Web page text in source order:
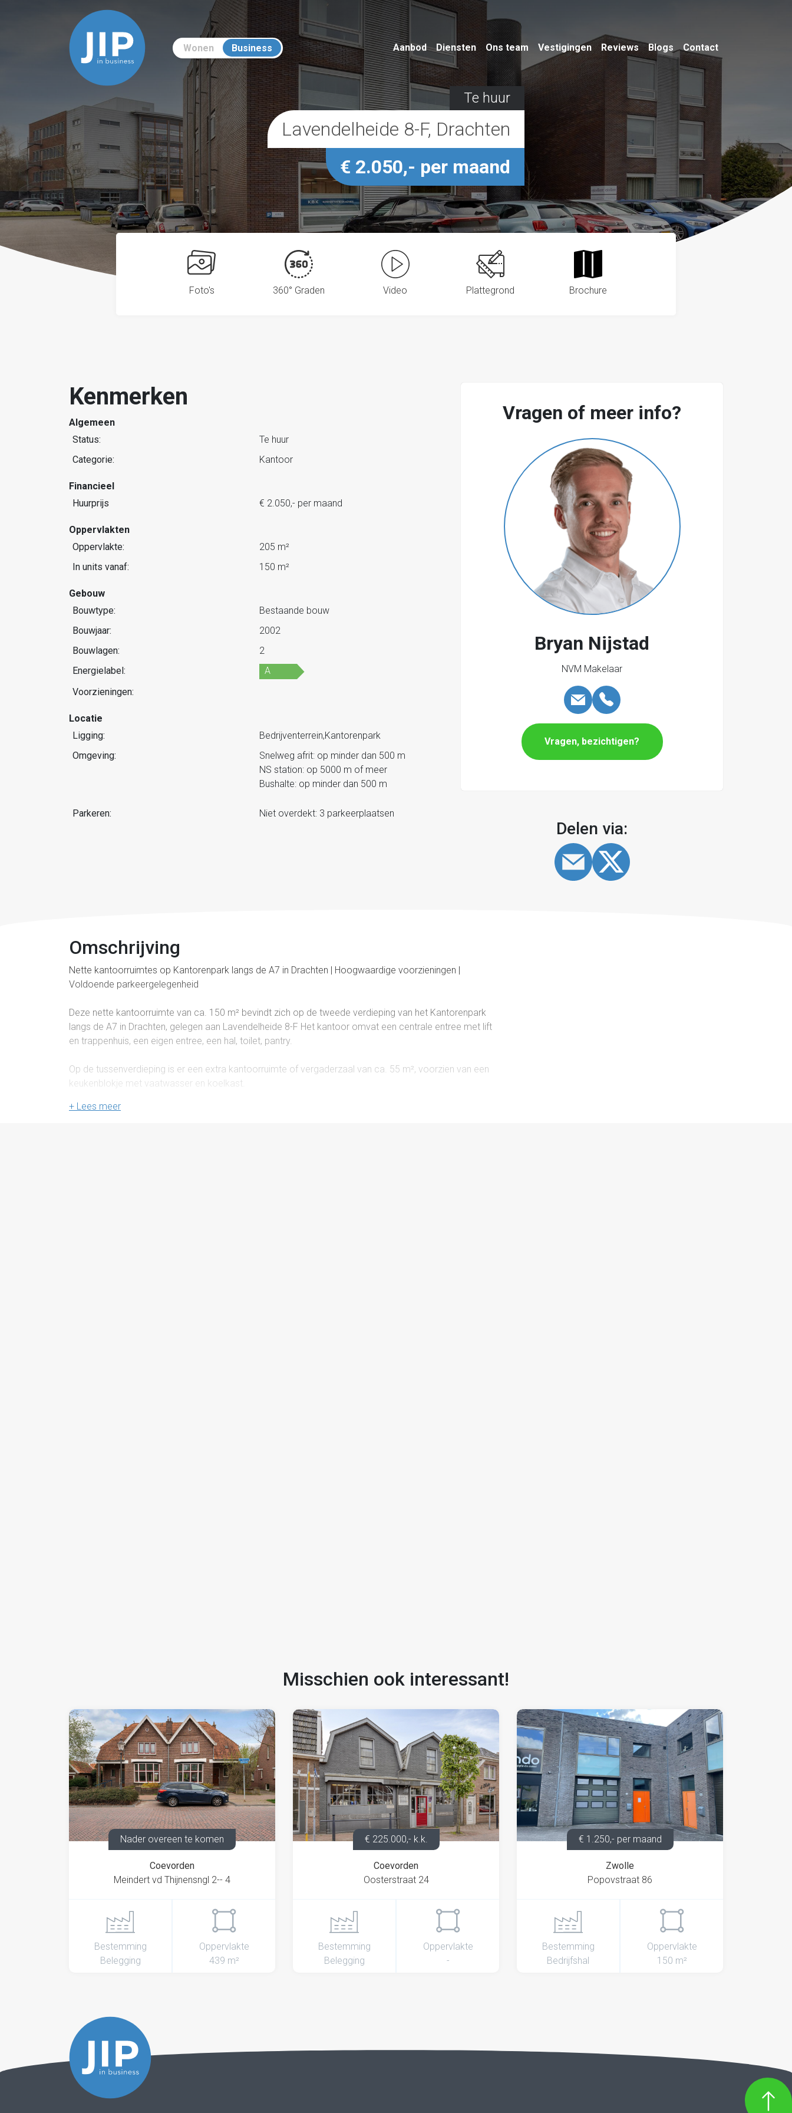
Wonen Business Aanbod Diensten Ons team Vestigingen Reviews Blogs Contact
Te huur
Lavendelheide 8-F, Drachten
€ 2.050,- per maand
Foto's 360° Graden Video Plattegrond Brochure
Kenmerken
Algemeen
Status:
Te huur
Categorie:
Kantoor
Financieel
Huurprijs
€ 2.050,- per maand
Oppervlakten
Oppervlakte:
205 m²
In units vanaf:
150 m²
Gebouw
Bouwtype:
Bestaande bouw
Bouwjaar:
2002
Bouwlagen:
2
Energielabel:
A
Voorzieningen:
Locatie
Ligging:
Bedrijventerrein,Kantorenpark
Omgeving:
Snelweg afrit: op minder dan 500 m
NS station: op 5000 m of meer
Bushalte: op minder dan 500 m
Parkeren: Niet overdekt: 3 parkeerplaatsen
Vragen of meer info?
Bryan Nijstad
NVM Makelaar
Vragen, bezichtigen?
Delen via:
Omschrijving
Nette kantoorruimtes op Kantorenpark langs de A7 in Drachten | Hoogwaardige voorzieningen |
Voldoende parkeergelegenheid
Deze nette kantoorruimte van ca. 150 m² bevindt zich op de tweede verdieping van het Kantorenpark
langs de A7 in Drachten, gelegen aan Lavendelheide 8-F Het kantoor omvat een centrale entree met lift
en trappenhuis, een eigen entree, een hal, toilet, pantry.
Op de tussenverdieping is er een extra kantoorruimte of vergaderzaal van ca. 55 m², voorzien van een
keukenblokje met vaatwasser en koelkast.
Voorzieningen:
Op basis van het standaard ROZ-model (Raad voor Onroerende Zaken) met de daarbij behorende
Misschien ook interessant!
Nader overeen te komen
Coevorden
Meindert vd Thijnensngl 2-- 4
Bestemming
Belegging
Oppervlakte
439 m²
€ 225.000,- k.k.
Coevorden
Oosterstraat 24
Bestemming
Belegging
Oppervlakte
-
€ 1.250,- per maand
Zwolle
Popovstraat 86
Bestemming
Bedrijfshal
Oppervlakte
150 m²